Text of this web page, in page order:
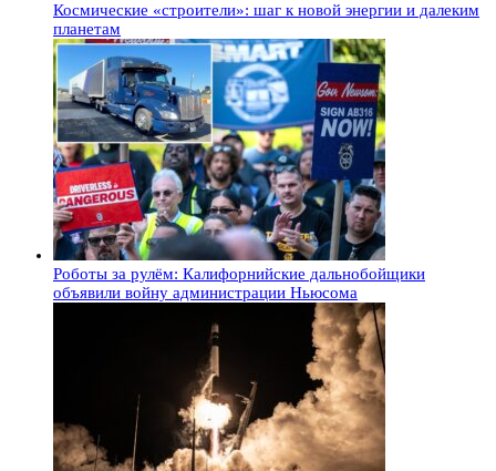
Космические «строители»: шаг к новой энергии и далеким
планетам
Роботы за рулём: Калифорнийские дальнобойщики
объявили войну администрации Ньюсома